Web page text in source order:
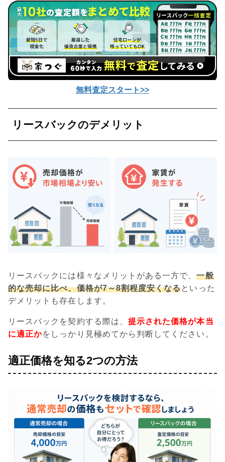
無料査定スタート>>
リースバックのデメリット
リースバックには様々なメリットがある一方で、一般
的な売却に比べ、価格が7～8割程度安くなるといった
デメリットも存在します。
リースバックを契約する際は、 提示された価格が本当
に適正かをしっかり見極めてから判断してください。
適正価格を知る2つの方法